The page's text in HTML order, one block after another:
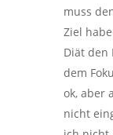
muss
Ziel
Diät den
dem
ok, aber
nicht